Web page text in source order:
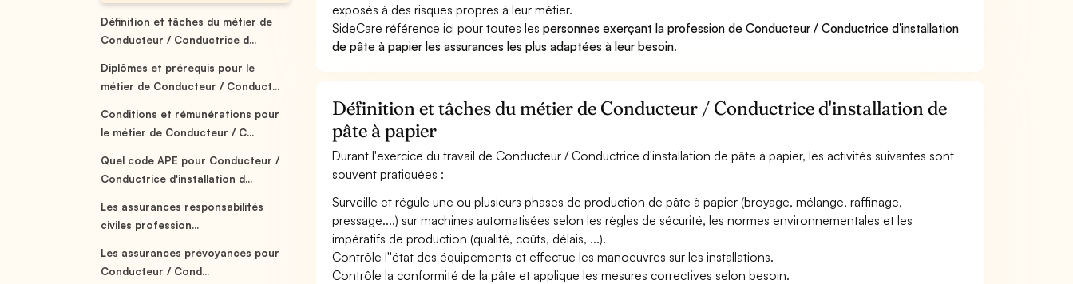
Définition et tâches du métier de
Conducteur / Conductrice d...
Diplômes et prérequis pour le
métier de Conducteur / Conduct...
Conditions et rémunérations pour
le métier de Conducteur / C...
Quel code APE pour Conducteur /
Conductrice d'installation d...
Les assurances responsabilités
civiles profession...
Les assurances prévoyances pour
Conducteur / Cond...
exposés à des risques propres à leur métier.
SideCare référence ici pour toutes lespersonnes exerçant la profession de Conducteur / Conductrice d'installation
de pâte à papier les assurances les plus adaptées à leur besoin.
Définition et tâches du métier de Conducteur / Conductrice d'installation de
pâte à papier
Durant l'exercice du travail de Conducteur / Conductrice d'installation de pâte à papier, les activités suivantes sont
souvent pratiquées :
Surveille et régule une ou plusieurs phases de production de pâte à papier (broyage, mélange, raffinage,
pressage....) sur machines automatisées selon les règles de sécurité, les normes environnementales et les
impératifs de production (qualité, coûts, délais, ...).
Contrôle l''état des équipements et effectue les manoeuvres sur les installations.
Contrôle la conformité de la pâte et applique les mesures correctives selon besoin.